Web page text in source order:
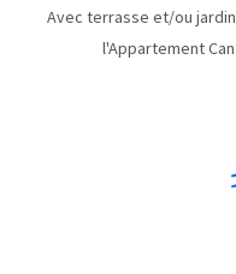
Avec terrasse et/ou
l'Appartement